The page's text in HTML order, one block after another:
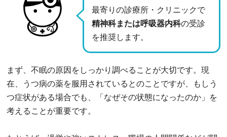
最寄りの診療所・クリニックで
精神科または呼吸器内科の受診
を推奨します。
まず、不眠の原因をしっかり調べることが大切です。現
在、うつ病の薬を服用されているとのことですが、もしう
つ症状がある場合でも、「なぜその状態になったのか」を
考えることが重要です。